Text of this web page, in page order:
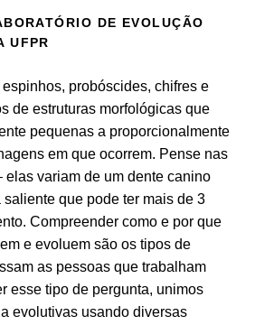
DE EVOLUÇÃO
UFPR
probóscides, chifres e
de estruturas morfológicas que
pequenas a proporcionalmente
em que ocorrem. Pense nas
elas variam de um dente canino
que pode ter mais de 3
Compreender como e por que
e evoluem são os tipos de
as pessoas que trabalham
esse tipo de pergunta, unimos
evolutivas usando diversas